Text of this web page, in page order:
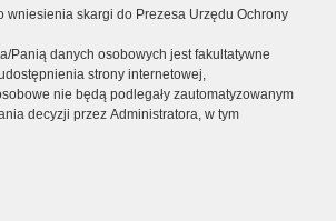
wniesienia skargi do Prezesa Urzędu Ochrony
Panią danych osobowych jest fakultatywne
strony internetowej,
nie będą podlegały zautomatyzowanym
decyzji przez Administratora, w tym